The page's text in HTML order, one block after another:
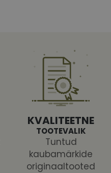
KVALITEETNE
TOOTEVALIK
Tuntud
kaubamärkide
originaaltooted
shipping_country
CookieScriptConsent
csrftoken